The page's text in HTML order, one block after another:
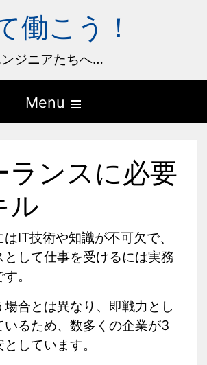
働こう！
ジニアたちへ…
Menu
the
menu
ランスに必要
ル
IT技術や知識が不可欠で、
として仕事を受けるには実務
。
場合とは異なり、即戦力とし
いるため、数多くの企業が3
しています。